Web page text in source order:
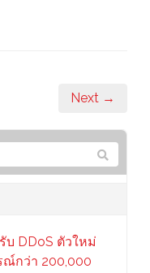
Next →
บ DDoS ตัวใหม่
ณ์กว่า 200,000